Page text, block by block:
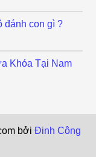
đánh con gì ?
Khóa Tại Nam
bởi Đinh Công